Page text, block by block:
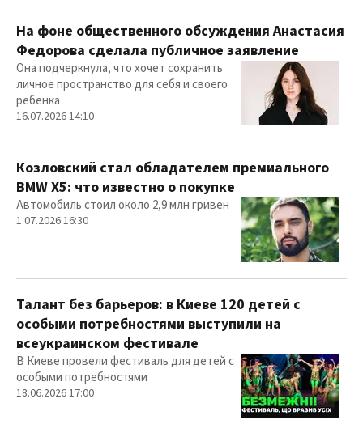
На фоне общественного обсуждения Анастасия
Федорова сделала публичное заявление
Она подчеркнула, что хочет сохранить
личное пространство для себя и своего
ребенка
16.07.2026 14:10
Козловский стал обладателем премиального
BMW X5: что известно о покупке
Автомобиль стоил около 2,9 млн гривен
1.07.2026 16:30
Талант без барьеров: в Киеве 120 детей с
особыми потребностями выступили на
всеукраинском фестивале
В Киеве провели фестиваль для детей с
особыми потребностями
18.06.2026 17:00